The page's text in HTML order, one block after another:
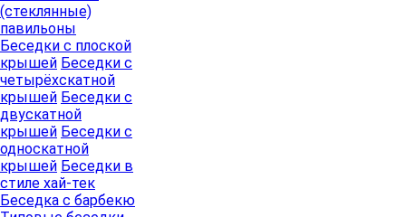
(стеклянные)
павильоны
Беседки с плоской
крышей Беседки с
четырёхскатной
крышей Беседки с
двускатной
крышей Беседки с
односкатной
крышей Беседки в
стиле хай-тек
Беседка с барбекю